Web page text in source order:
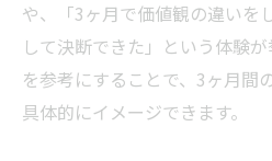
や、「3ヶ月で価値観の違いを
して決断できた」という体験
を参考にすることで、3ヶ月間
具体的にイメージできます。